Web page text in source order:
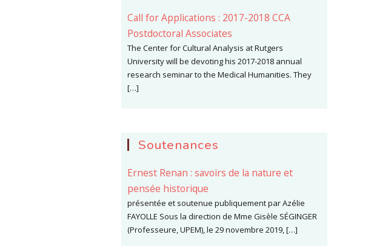
Call for Applications : 2017-2018 CCA
Postdoctoral Associates
The Center for Cultural Analysis at Rutgers
University will be devoting his 2017-2018 annual
research seminar to the Medical Humanities. They
[…]
Soutenances
Ernest Renan : savoirs de la nature et
pensée historique
présentée et soutenue publiquement par Azélie
FAYOLLE Sous la direction de Mme Gisèle SÉGINGER
(Professeure, UPEM), le 29 novembre 2019, […]